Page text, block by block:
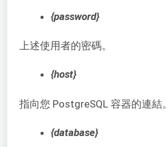
{password}
上述使用者的密碼。
{host}
指向您 PostgreSQL 容器的連結。
{database}